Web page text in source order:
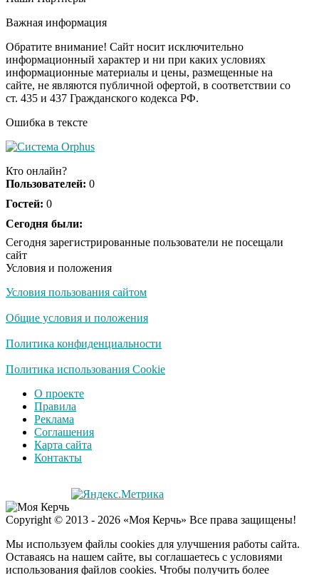
Этот танец невесты
Пересмотрела 10 раз
i
Ролик длится пару
секунд, но вы будете в
шоке от увиденного
Ролик из Омска: вы
Ржу не переставая, это
не раз
Скрытая камера на
люди вытворяют, когда
Ролик длится
смеяться вы будете
Королева вагона
отожгла! Видео не
оставит равнодушным
патриотизме
Плющенко отправляет
сына выступать за
Азербайджан
Важная информация
Обратите внимание! Сайт носит исключительно
информационный характер и ни при каких условиях
информационные материалы и цены, размещенные на
сайте, не являются публичной офертой, в соответствии со
ст. 435 и 437 Гражданского кодекса РФ.
Ошибка в тексте
Кто онлайн?
Пользователей: 0
Гостей: 0
Сегодня были:
Сегодня зарегистрированные пользователи не посещали
сайт
Условия и положения
Условия пользования сайтом
Общие условия и положения
Политика конфиденциальности
Политика использования Cookie
О проекте
Правила
Реклама
Соглашения
Карта сайта
Контакты
Copyright © 2013 - 2026 «Моя Керчь» Все права защищены!
Мы используем файлы cookies для улучшения работы сайта.
Оставаясь на нашем сайте, вы соглашаетесь с условиями
использования файлов cookies. Чтобы получить более